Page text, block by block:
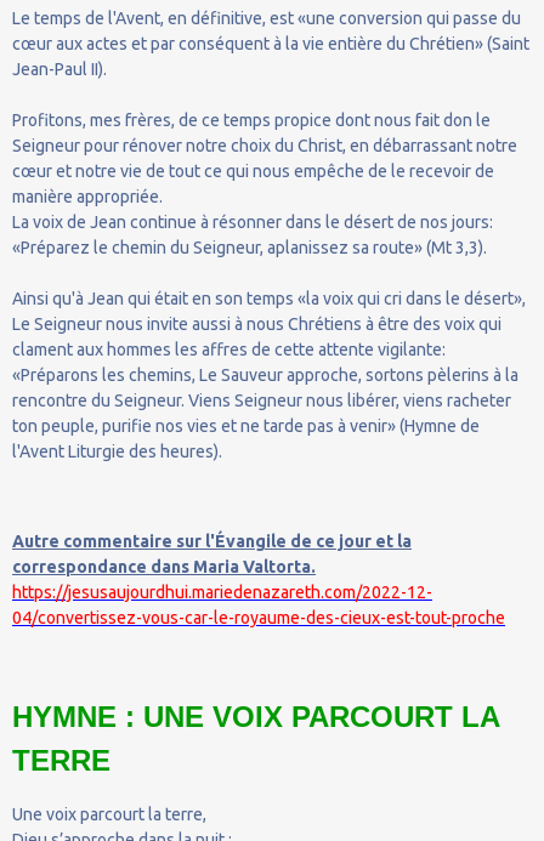
Le temps de l'Avent, en définitive, est «une conversion qui passe du
cœur aux actes et par conséquent à la vie entière du Chrétien» (Saint
Jean-Paul II).
Profitons, mes frères, de ce temps propice dont nous fait don le
Seigneur pour rénover notre choix du Christ, en débarrassant notre
cœur et notre vie de tout ce qui nous empêche de le recevoir de
manière appropriée.
La voix de Jean continue à résonner dans le désert de nos jours:
«Préparez le chemin du Seigneur, aplanissez sa route» (Mt 3,3).
Ainsi qu'à Jean qui était en son temps «la voix qui cri dans le désert»,
Le Seigneur nous invite aussi à nous Chrétiens à être des voix qui
clament aux hommes les affres de cette attente vigilante:
«Préparons les chemins, Le Sauveur approche, sortons pèlerins à la
rencontre du Seigneur. Viens Seigneur nous libérer, viens racheter
ton peuple, purifie nos vies et ne tarde pas à venir» (Hymne de
l'Avent Liturgie des heures).
Autre commentaire sur l'Évangile de ce jour et la
correspondance dans Maria Valtorta.
https://jesusaujourdhui.mariedenazareth.com/2022-12-
04/convertissez-vous-car-le-royaume-des-cieux-est-tout-proche
HYMNE : UNE VOIX PARCOURT LA
TERRE
Une voix parcourt la terre,